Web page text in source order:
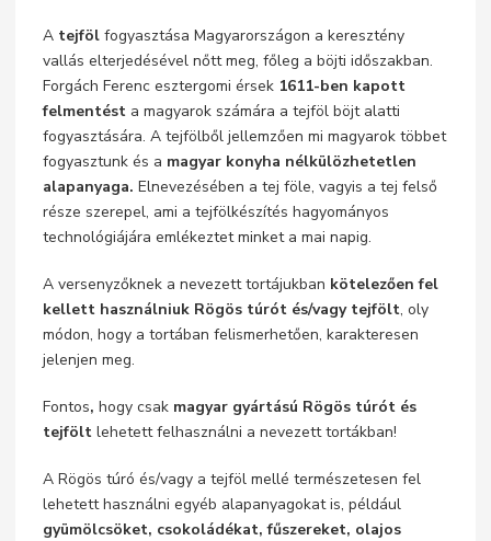
A tejföl fogyasztása Magyarországon a keresztény
vallás elterjedésével nőtt meg, főleg a böjti időszakban.
Forgách Ferenc esztergomi érsek 1611-ben kapott
felmentést a magyarok számára a tejföl böjt alatti
fogyasztására. A tejfölből jellemzően mi magyarok többet
fogyasztunk és a magyar konyha nélkülözhetetlen
alapanyaga. Elnevezésében a tej föle, vagyis a tej felső
része szerepel, ami a tejfölkészítés hagyományos
technológiájára emlékeztet minket a mai napig.
A versenyzőknek a nevezett tortájukban kötelezően fel
kellett használniuk Rögös túrót és/vagy tejfölt, oly
módon, hogy a tortában felismerhetően, karakteresen
jelenjen meg.
Fontos,hogy csak magyar gyártású Rögös túrót és
tejföltlehetett felhasználni a nevezett tortákban!
A Rögös túró és/vagy a tejföl mellé természetesen fel
lehetett használni egyéb alapanyagokat is, például
gyümölcsöket, csokoládékat, fűszereket, olajos